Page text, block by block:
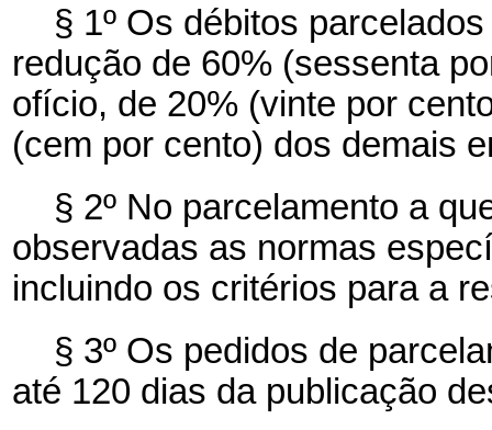
§ 1º Os débitos
redução de 60% (sessenta
ofício, de 20% (vinte por
(cem por cento) dos demais
§ 2º No parcelamento a
observadas as normas
incluindo os critérios para a
§ 3º Os pedidos de
até 120 dias da publicação